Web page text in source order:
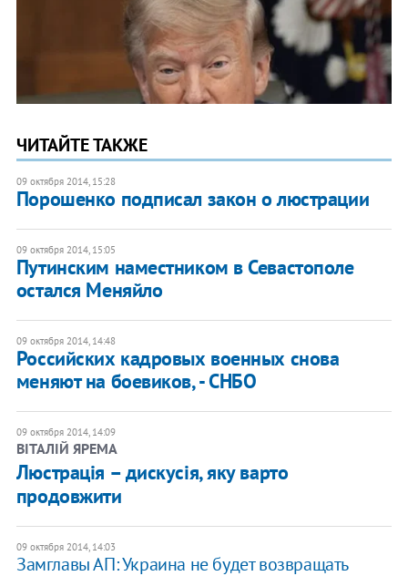
ЧИТАЙТЕ ТАКЖЕ
09 октября 2014, 15:28
Порошенко подписал закон о люстрации
09 октября 2014, 15:05
Путинским наместником в Севастополе
остался Меняйло
09 октября 2014, 14:48
Российских кадровых военных снова
меняют на боевиков, - СНБО
09 октября 2014, 14:09
ВІТАЛІЙ ЯРЕМА
Люстрація – дискусія, яку варто
продовжити
09 октября 2014, 14:03
Замглавы АП: Украина не будет возвращать